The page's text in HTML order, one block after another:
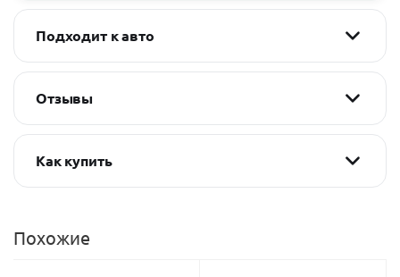
Подходит к авто
Отзывы
Как купить
Похожие